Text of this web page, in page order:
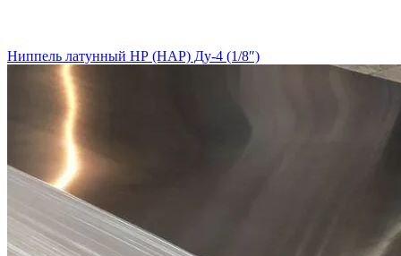
Ниппель латунный НР (НАР) Ду-4 (1/8″)